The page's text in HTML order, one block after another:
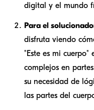
digital y el mundo
Para el
disfruta viendo
"Este es mi
complejos en
su necesidad de
las partes del